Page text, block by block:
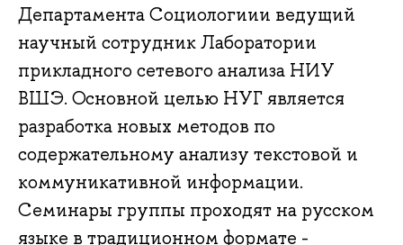
Департамента Cоциологиии ведущий
научный сотрудник Лаборатории
прикладного сетевого анализа НИУ
ВШЭ. Основной целью НУГ является
разработка новых методов по
содержательному анализу текстовой и
коммуникативной информации.
Семинары группы проходят на русском
языке в традиционном формате -